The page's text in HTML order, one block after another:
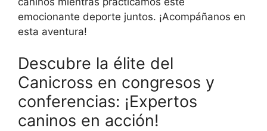
emocionante deporte juntos. ¡Acompáñanos en
esta aventura!
Descubre la élite del
Canicross en congresos y
conferencias: ¡Expertos
caninos en acción!